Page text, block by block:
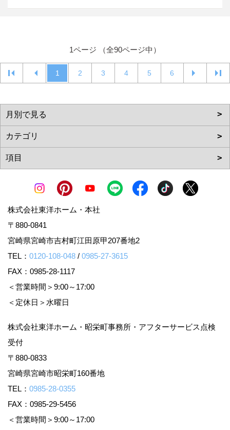
1ページ （全90ページ中）
1 2 3 4 5 6
株式会社東洋ホーム・本社
〒880-0841
宮崎県宮崎市吉村町江田原甲207番地2
TEL： 0120-108-048 / 0985-27-3615
FAX：0985-28-1117
＜営業時間＞9:00～17:00
＜定休日＞水曜日
株式会社東洋ホーム・昭栄町事務所・アフターサービス点検
受付
〒880-0833
宮崎県宮崎市昭栄町160番地
TEL： 0985-28-0355
FAX：0985-29-5456
＜営業時間＞9:00～17:00